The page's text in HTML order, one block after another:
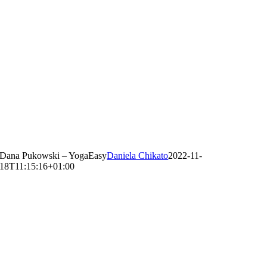
Dana Pukowski – YogaEasyDaniela Chikato2022-11-
18T11:15:16+01:00